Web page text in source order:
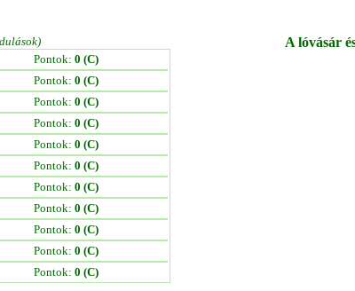
Pontok: 0 (C)
Pontok: 0 (C)
Pontok: 0 (C)
Pontok: 0 (C)
Pontok: 0 (C)
Pontok: 0 (C)
Pontok: 0 (C)
Pontok: 0 (C)
Pontok: 0 (C)
Pontok: 0 (C)
Pontok: 0 (C)
A lóvásár